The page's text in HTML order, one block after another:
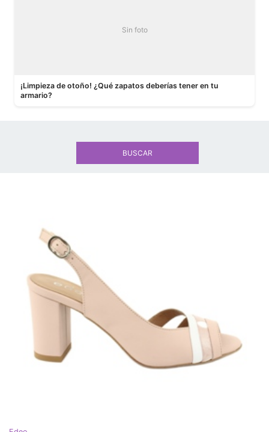
Sin foto
¡Limpieza de otoño! ¿Qué zapatos deberías tener en tu
armario?
BUSCAR